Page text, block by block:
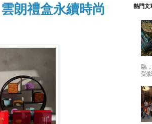
朗禮盒永續時尚
熱門文
臨
受